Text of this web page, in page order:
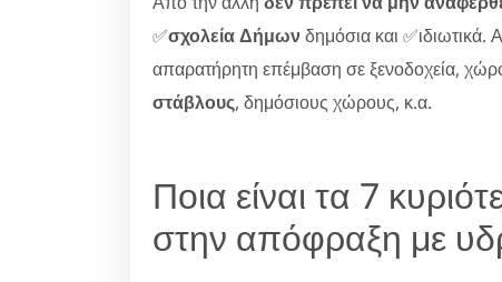
✅σχολεία Δήμωνδημόσια και ✅ιδιωτικά.
απαρατήρητη επέμβαση σε ξενοδοχεία,
στάβλους, δημόσιους χώρους, κ.α.
Ποια είναι τα 7
στην απόφραξη με